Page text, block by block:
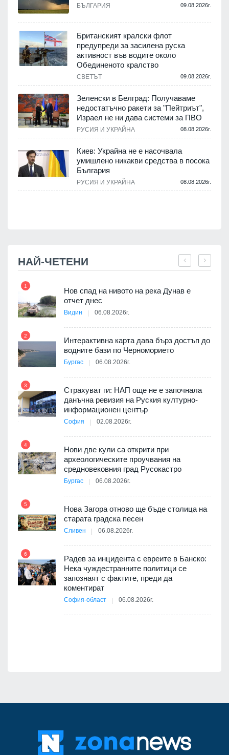
БЪЛГАРИЯ 09.08.2026г.
Британският кралски флот
предупреди за засилена руска
активност във водите около
Обединеното кралство
СВЕТЪТ 09.08.2026г.
Зеленски в Белград: Получаваме
недостатъчно ракети за "Пейтриът",
Израел не ни дава системи за ПВО
РУСИЯ И УКРАЙНА 08.08.2026г.
Киев: Украйна не е насочвала
умишлено никакви средства в посока
България
РУСИЯ И УКРАЙНА 08.08.2026г.
НАЙ-ЧЕТЕНИ
1
Нов спад на нивото на река Дунав е
отчет днес
Видин 06.08.2026г.
2
Интерактивна карта дава бърз достъп до
водните бази по Черноморието
Бургас 06.08.2026г.
3
Страхуват ги: НАП още не е започнала
данъчна ревизия на Руския културно-
информационен център
София 02.08.2026г.
4
Нови две кули са открити при
археологическите проучвания на
средновековния град Русокастро
Бургас 06.08.2026г.
5
Нова Загора отново ще бъде столица на
старата градска песен
Сливен 06.08.2026г.
6
Радев за инцидента с евреите в Банско:
Нека чуждестранните политици се
запознаят с фактите, преди да
коментират
София-област 06.08.2026г.